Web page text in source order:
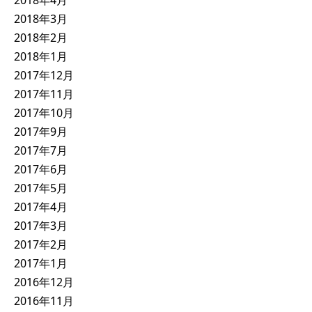
2018年3月
2018年2月
2018年1月
2017年12月
2017年11月
2017年10月
2017年9月
2017年7月
2017年6月
2017年5月
2017年4月
2017年3月
2017年2月
2017年1月
2016年12月
2016年11月